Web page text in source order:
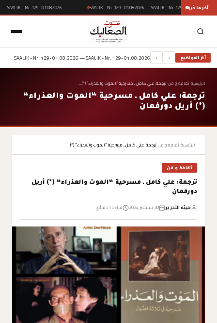
آخر ما حُرر — SAALIK - Nr. 129- 01.08.2026 SAALIK - Nr. 129- 01.08.2026 — SAALIK - Nr. 129-
آخر المواضيع ‹
›
SAALIK - Nr. 129- 01.08.2026 — SAALIK - Nr. 129- 01.08.2026
الرئيسية›ثقافة و فن›ترجمة: علي كامل ـ مسرحية “الموت والعذراء“ (*)…
ترجمة: علي كامل ـ مسرحية “الموت والعذراء“
(*) أريل دورفمان
الرئيسية›ثقافة و فن›ترجمة: علي كامل ـ مسرحية “الموت والعذراء“ (*)…
ثقافة و فن
ترجمة: علي كامل ـ مسرحية “الموت والعذراء“ (*) أريل
دورفمان
هيئة التحرير 20 سبتمبر 2024 قراءة 1 دقائق